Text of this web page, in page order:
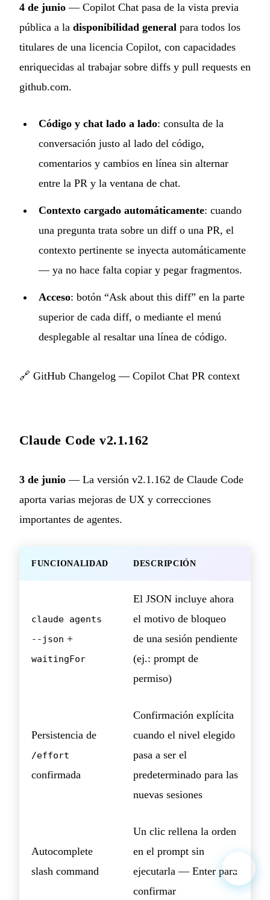
4 de junio — Copilot Chat pasa de la vista previa
pública a la disponibilidad general para todos los
titulares de una licencia Copilot, con capacidades
enriquecidas al trabajar sobre diffs y pull requests en
github.com.
Código y chat lado a lado: consulta de la
conversación justo al lado del código,
comentarios y cambios en línea sin alternar
entre la PR y la ventana de chat.
Contexto cargado automáticamente: cuando
una pregunta trata sobre un diff o una PR, el
contexto pertinente se inyecta automáticamente
— ya no hace falta copiar y pegar fragmentos.
Acceso: botón “Ask about this diff” en la parte
superior de cada diff, o mediante el menú
desplegable al resaltar una línea de código.
🔗 GitHub Changelog — Copilot Chat PR context
Claude Code v2.1.162
3 de junio — La versión v2.1.162 de Claude Code
aporta varias mejoras de UX y correcciones
importantes de agentes.
FUNCIONALIDAD DESCRIPCIÓN
claude agents
--json +
waitingFor
El JSON incluye ahora
el motivo de bloqueo
de una sesión pendiente
(ej.: prompt de
permiso)
Persistencia de
/effort
confirmada
Confirmación explícita
cuando el nivel elegido
pasa a ser el
predeterminado para las
nuevas sesiones
Autocomplete
slash command
Un clic rellena la orden
en el prompt sin
ejecutarla — Enter para
confirmar